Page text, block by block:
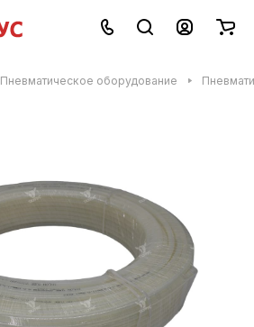
Пневматическое оборудование